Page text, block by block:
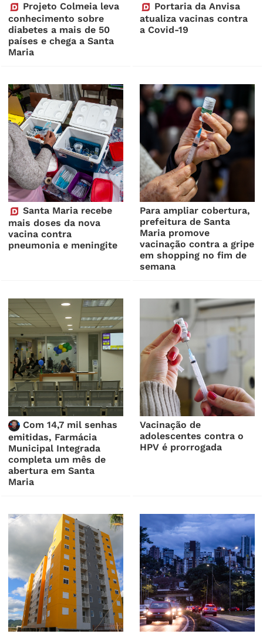
Projeto Colmeia leva
conhecimento sobre
diabetes a mais de 50
países e chega a Santa
Maria
Portaria da Anvisa
atualiza vacinas contra
a Covid-19
Santa Maria recebe
mais doses da nova
vacina contra
pneumonia e meningite
Para ampliar cobertura,
prefeitura de Santa
Maria promove
vacinação contra a gripe
em shopping no fim de
semana
Com 14,7 mil senhas
emitidas, Farmácia
Municipal Integrada
completa um mês de
abertura em Santa
Maria
Vacinação de
adolescentes contra o
HPV é prorrogada